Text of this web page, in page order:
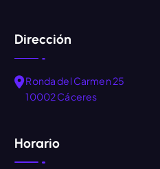
Dirección
Ronda del Carmen 25
10002 Cáceres
Horario